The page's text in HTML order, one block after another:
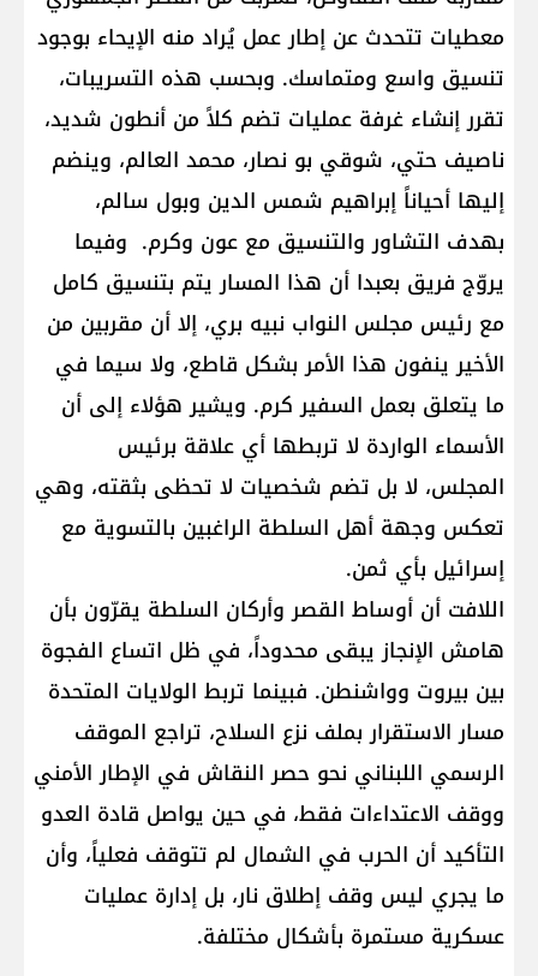
معطيات تتحدث عن إطار عمل يُراد منه الإيحاء بوجود
تنسيق واسع ومتماسك. وبحسب هذه التسريبات،
تقرر إنشاء غرفة عمليات تضم كلاً من أنطون شديد،
ناصيف حتي، شوقي بو نصار، محمد العالم، وينضم
إليها أحياناً إبراهيم شمس الدين وبول سالم،
بهدف التشاور والتنسيق مع عون وكرم. وفيما
يروّج فريق بعبدا أن هذا المسار يتم بتنسيق كامل
مع رئيس مجلس النواب نبيه بري، إلا أن مقربين من
الأخير ينفون هذا الأمر بشكل قاطع، ولا سيما في
ما يتعلق بعمل السفير كرم. ويشير هؤلاء إلى أن
الأسماء الواردة لا تربطها أي علاقة برئيس
المجلس، لا بل تضم شخصيات لا تحظى بثقته، وهي
تعكس وجهة أهل السلطة الراغبين بالتسوية مع
إسرائيل بأي ثمن.
اللافت أن أوساط القصر وأركان السلطة يقرّون بأن
هامش الإنجاز يبقى محدوداً، في ظل اتساع الفجوة
بين بيروت وواشنطن. فبينما تربط الولايات المتحدة
مسار الاستقرار بملف نزع السلاح، تراجع الموقف
الرسمي اللبناني نحو حصر النقاش في الإطار الأمني
ووقف الاعتداءات فقط، في حين يواصل قادة العدو
التأكيد أن الحرب في الشمال لم تتوقف فعلياً، وأن
ما يجري ليس وقف إطلاق نار، بل إدارة عمليات
عسكرية مستمرة بأشكال مختلفة.